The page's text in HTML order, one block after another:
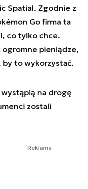
Spatial. Zgodnie z
Go firma ta
co tylko chce.
ogromne pieniądze,
by to wykorzystać.
wystąpią na drogę
zostali
Reklama